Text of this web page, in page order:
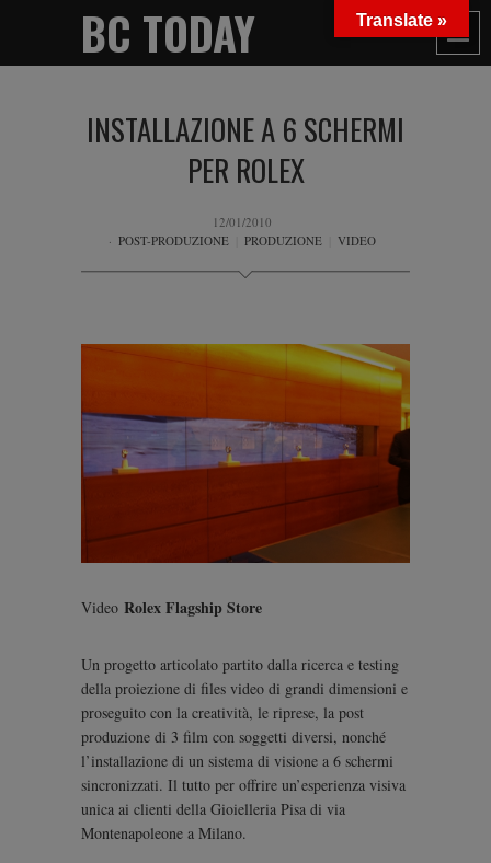
BC TODAY
INSTALLAZIONE A 6 SCHERMI
PER ROLEX
12/01/2010
POST-PRODUZIONE
PRODUZIONE VIDEO
Video Rolex Flagship Store
Un progetto articolato partito dalla ricerca e testing
della proiezione di files video di grandi dimensioni e
proseguito con la creatività, le riprese, la post
produzione di 3 film con soggetti diversi, nonché
l’installazione di un sistema di visione a 6 schermi
sincronizzati. Il tutto per offrire un’esperienza visiva
unica ai clienti della Gioielleria Pisa di via
Montenapoleone a Milano.
Translate »